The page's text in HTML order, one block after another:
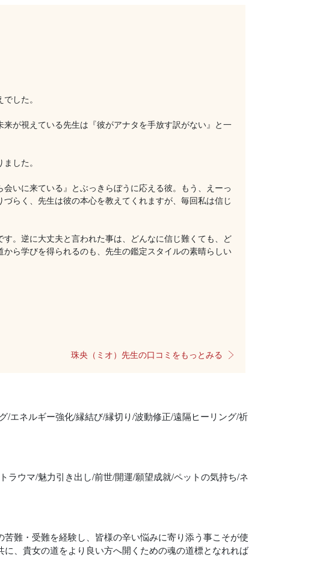
した。
が視えている先生は『彼がアナタを手放す訳がない』と一
した。
いに来ている』とぶっきらぼうに応える彼。もう、えーっ
らく、先生は彼の本心を教えてくれますが、毎回私は信じ
。逆に大丈夫と言われた事は、どんなに信じ難くても、ど
ら学びを得られるのも、先生の鑑定スタイルの素晴らしい
珠央（ミオ）先生の口コミをもっとみる
エネルギー強化/縁結び/縁切り/波動修正/遠隔ヒーリング/祈
ラウマ/魅力引き出し/前世/開運/願望成就/ペットの気持ち/ネ
難・受難を経験し、皆様の辛い悩みに寄り添う事こそが使
、貴女の道をより良い方へ開くための魂の道標となれれば